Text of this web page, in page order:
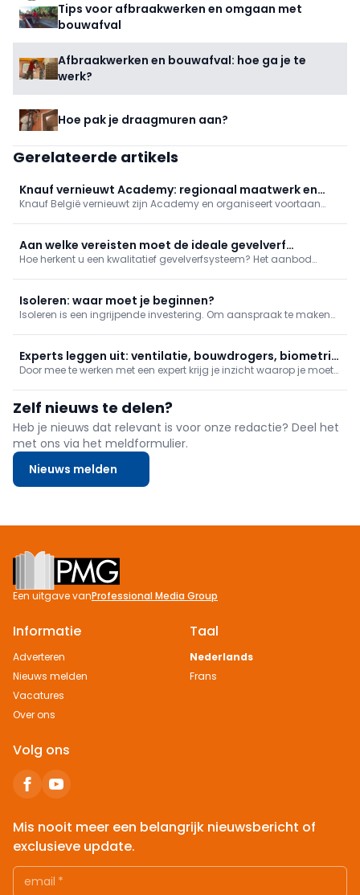
Tips voor afbraakwerken en omgaan met
bouwafval
Afbraakwerken en bouwafval: hoe ga je te
werk?
Hoe pak je draagmuren aan?
Gerelateerde artikels
Knauf vernieuwt Academy: regionaal maatwerk en
digitale modules
Knauf België vernieuwt zijn Academy en organiseert voortaan
digitalisering met online videomodules en meer maatwerk.
Aan welke vereisten moet de ideale gevelverf
voldoen?
Hoe herkent u een kwalitatief gevelverfsysteem? Het aanbod
letten bij uw verfkeuze? Wij lijsten voor u de belangrijkste eigen
Isoleren: waar moet je beginnen?
Isoleren is een ingrijpende investering. Om aanspraak te maken
overlopen we in dit artikel.
Experts leggen uit: ventilatie, bouwdrogers, biometrie
en gevels
Door mee te werken met een expert krijg je inzicht waarop je moet
biometrische beveiliging, vertellen we meer over bouwdr
Zelf nieuws te delen?
Heb je nieuws dat relevant is voor onze redactie? Deel het
met ons via het meldformulier.
Nieuws melden
Footer
Een uitgave vanProfessional Media Group
Informatie
Adverteren
Nieuws melden
Vacatures
Over ons
Taal
Nederlands
Frans
Volg ons
Mis nooit meer een belangrijk nieuwsbericht of
exclusieve update.
email *